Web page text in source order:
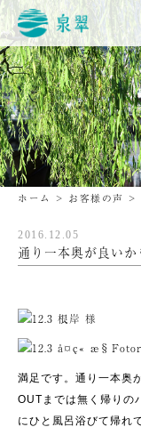
ホーム > お客様の声 >
2016.12.05
通り一本奥が良いか
満足です。通り一本奥
OUTまでは無く帰りの
にひと風呂浴びて帰れ